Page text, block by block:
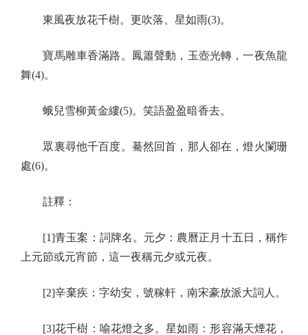
東風夜放花千樹。更吹落、星如雨(3)。
寶馬雕車香滿路。鳳簫聲動，玉壺光轉，一夜魚龍
舞(4)。
蛾兒雪柳黃金縷(5)。笑語盈盈暗香去。
眾裏尋他千百度。驀然回首，那人卻在，燈火闌珊
處(6)。
註釋：
[1]青玉案：詞牌名。元夕：農曆正月十五日，稱作
上元節或元宵節，這一夜稱元夕或元夜。
[2]辛棄疾：字幼安，號稼軒，南宋豪放派大詞人。
[3]花千樹：喻花燈之多。星如雨：形容滿天煙花，